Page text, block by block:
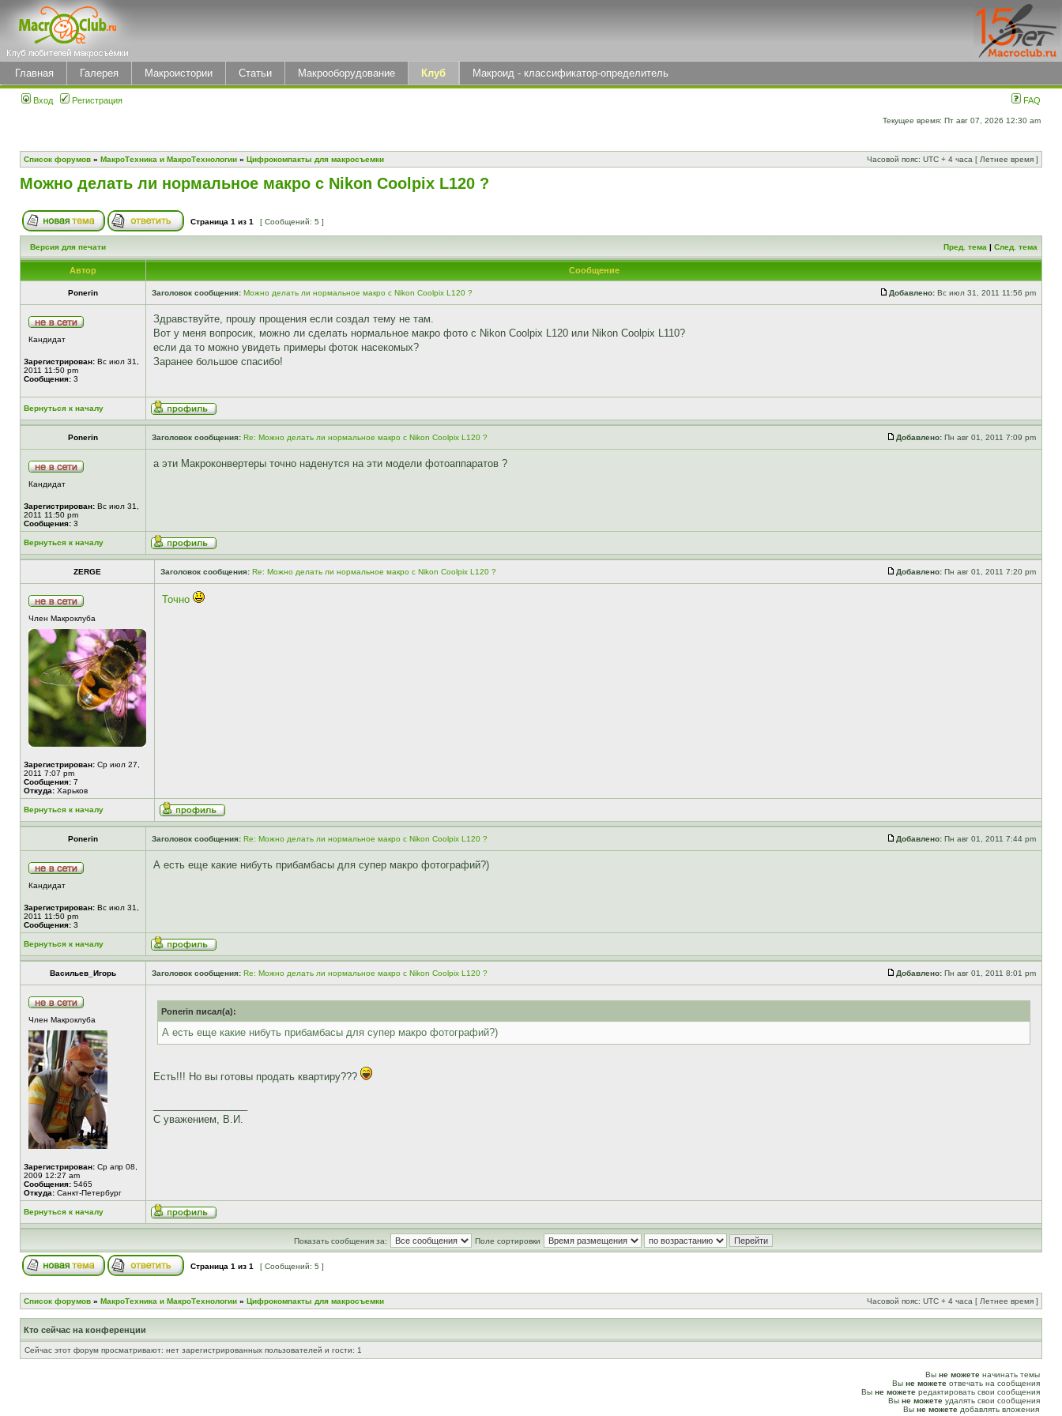
Главная Галерея Макроистории Статьи Макрооборудование Клуб Макроид - классификатор-определитель
Вход Регистрация FAQ
Текущее время: Пт авг 07, 2026 12:30 am
Список форумов » МакроТехника и МакроТехнологии » Цифрокомпакты для макросъемки Часовой пояс: UTC + 4 часа [ Летнее время ]
Можно делать ли нормальное макро с Nikon Coolpix L120 ?
Страница 1 из 1 [ Сообщений: 5 ]
Версия для печати Пред. тема | След. тема
Автор Сообщение
Ponerin Заголовок сообщения: Можно делать ли нормальное макро с Nikon Coolpix L120 ? Добавлено: Вс июл 31, 2011 11:56 pm
Кандидат
Зарегистрирован: Вс июл 31,
2011 11:50 pm
Сообщения: 3
Здравствуйте, прошу прощения если создал тему не там.
Вот у меня вопросик, можно ли сделать нормальное макро фото с Nikon Coolpix L120 или Nikon Coolpix L110?
если да то можно увидеть примеры фоток насекомых?
Заранее большое спасибо!
Вернуться к началу
Ponerin Заголовок сообщения: Re: Можно делать ли нормальное макро с Nikon Coolpix L120 ? Добавлено: Пн авг 01, 2011 7:09 pm
Кандидат
Зарегистрирован: Вс июл 31,
2011 11:50 pm
Сообщения: 3
а эти Макроконвертеры точно наденутся на эти модели фотоаппаратов ?
Вернуться к началу
ZERGE Заголовок сообщения: Re: Можно делать ли нормальное макро с Nikon Coolpix L120 ? Добавлено: Пн авг 01, 2011 7:20 pm
Член Макроклуба
Зарегистрирован: Ср июл 27,
2011 7:07 pm
Сообщения: 7
Откуда: Харьков
Точно
Вернуться к началу
Ponerin Заголовок сообщения: Re: Можно делать ли нормальное макро с Nikon Coolpix L120 ? Добавлено: Пн авг 01, 2011 7:44 pm
Кандидат
Зарегистрирован: Вс июл 31,
2011 11:50 pm
Сообщения: 3
А есть еще какие нибуть прибамбасы для супер макро фотографий?)
Вернуться к началу
Васильев_Игорь Заголовок сообщения: Re: Можно делать ли нормальное макро с Nikon Coolpix L120 ? Добавлено: Пн авг 01, 2011 8:01 pm
Член Макроклуба
Зарегистрирован: Ср апр 08,
2009 12:27 am
Сообщения: 5465
Откуда: Санкт-Петербург
Ponerin писал(а):
А есть еще какие нибуть прибамбасы для супер макро фотографий?)
Есть!!! Но вы готовы продать квартиру???
С уважением, В.И.
Вернуться к началу
Показать сообщения за: Поле сортировки
Страница 1 из 1 [ Сообщений: 5 ]
Список форумов » МакроТехника и МакроТехнологии » Цифрокомпакты для макросъемки Часовой пояс: UTC + 4 часа [ Летнее время ]
Кто сейчас на конференции
Сейчас этот форум просматривают: нет зарегистрированных пользователей и гости: 1
Вы не можете начинать темы
Вы не можете отвечать на сообщения
Вы не можете редактировать свои сообщения
Вы не можете удалять свои сообщения
Вы не можете добавлять вложения